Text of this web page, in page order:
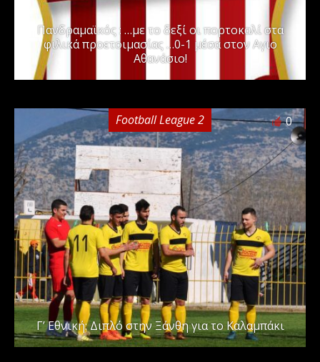
Πανδραμαϊκός : …με το δεξί οι πορτοκαλί στα
φιλικά προετοιμασίας …0-1 μέσα στον Αγιο
Αθανάσιο!
Football League 2 0
Γ’ Εθνική: Διπλό στην Ξάνθη για το Καλαμπάκι